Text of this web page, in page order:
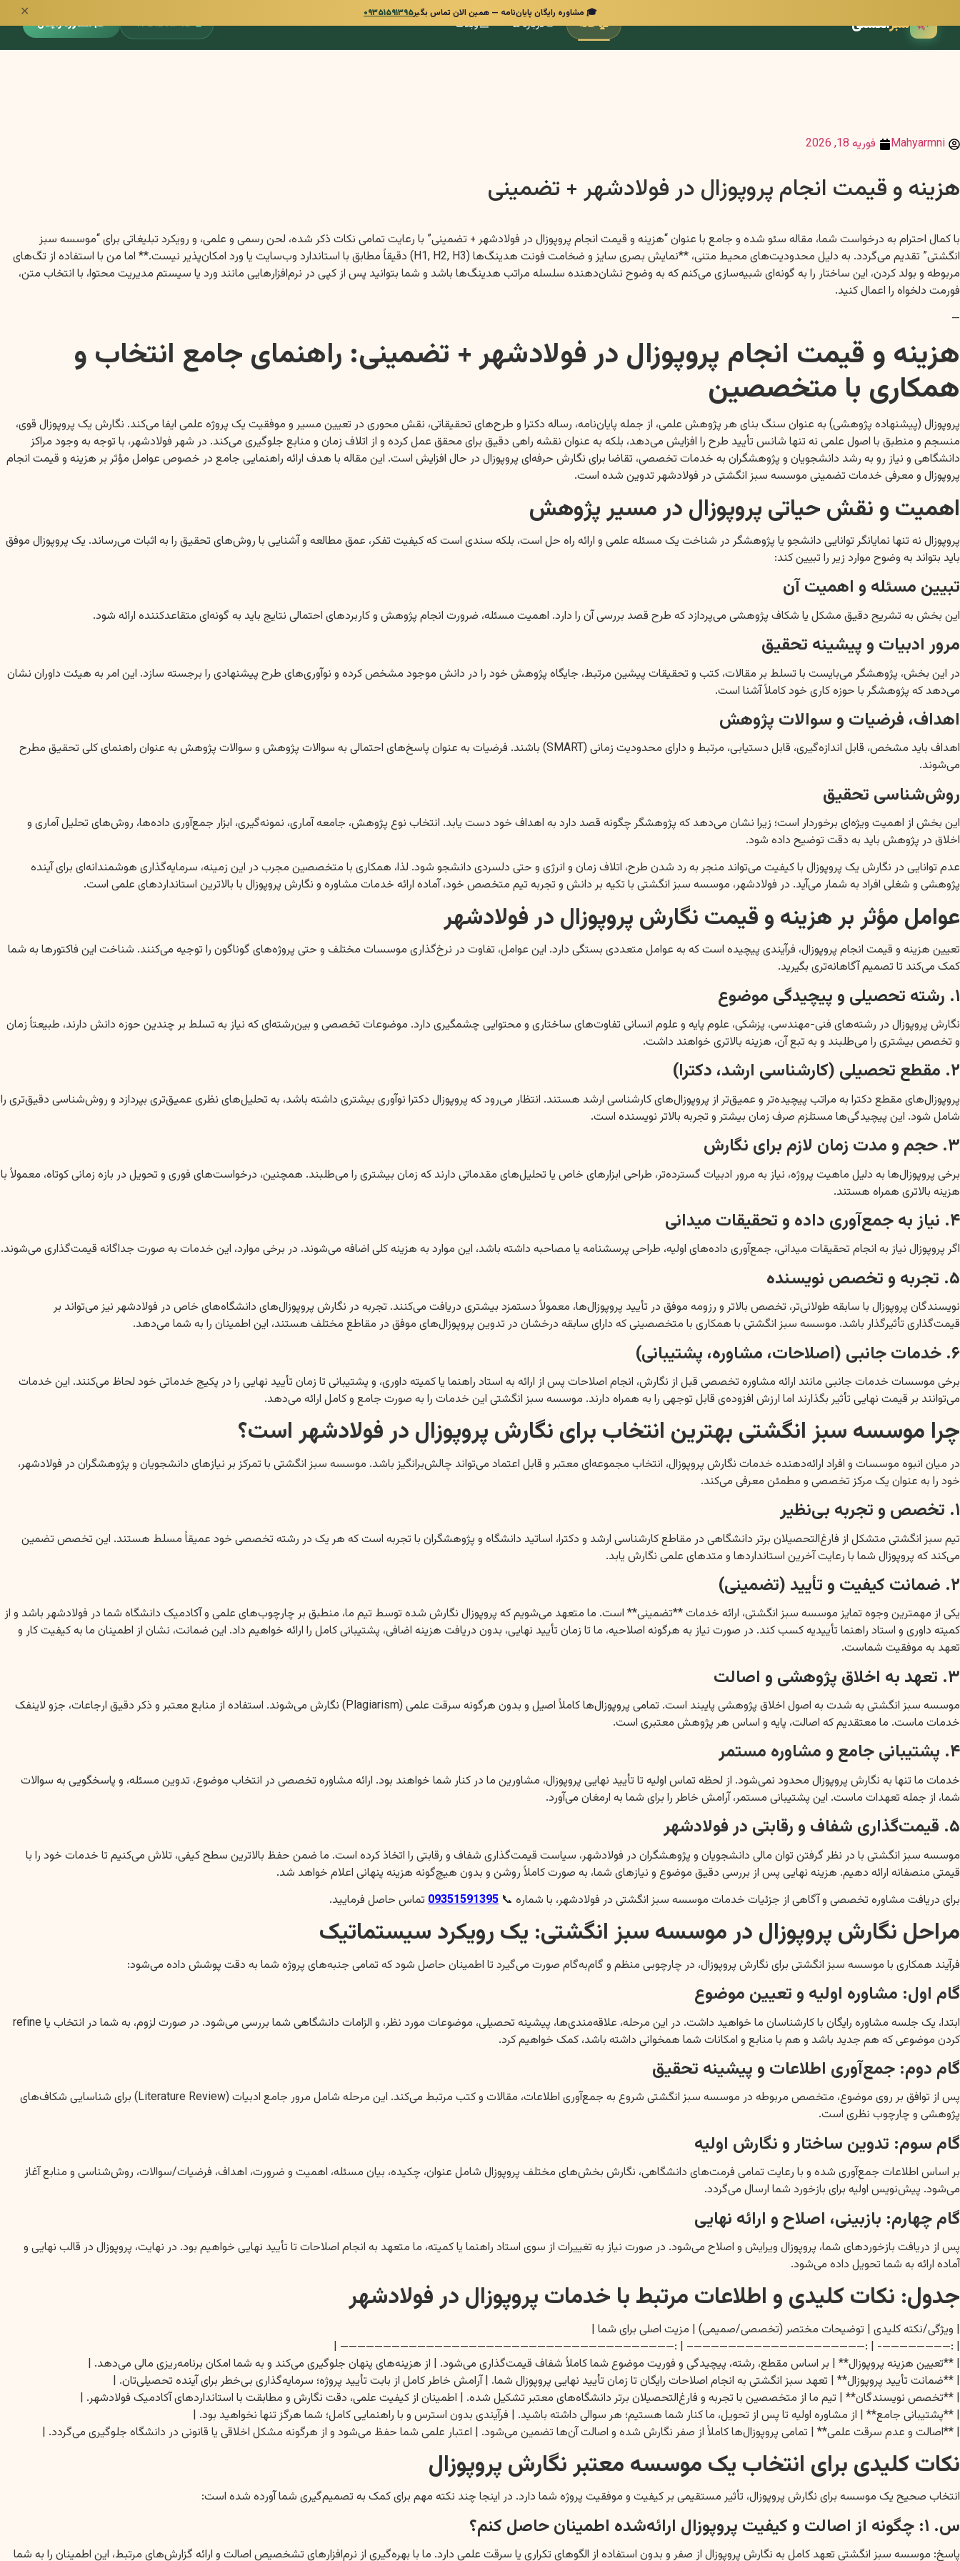
🎓 مشاوره رایگان پایان‌نامه — همین الان تماس بگیر۰۹۳۵۱۵۹۱۳۹۵ ✕
🌿 سبزانگشتی 🏠خانه 👋درباره ما 📰وبلاگ 📞۰۹۳۵۱۵۹۱۳۹۵ 🎓 مشاوره رایگان
Mahyarmni فوریه 18, 2026
هزینه و قیمت انجام پروپوزال در فولادشهر + تضمینی
با کمال احترام به درخواست شما، مقاله سئو شده و جامع با عنوان “هزینه و قیمت انجام پروپوزال در فولادشهر + تضمینی” با رعایت تمامی نکات ذکر شده، لحن رسمی و علمی، و رویکرد تبلیغاتی برای “موسسه سبز
انگشتی” تقدیم می‌گردد. به دلیل محدودیت‌های محیط متنی، **نمایش بصری سایز و ضخامت فونت هدینگ‌ها (H1, H2, H3) دقیقاً مطابق با استاندارد وب‌سایت یا ورد امکان‌پذیر نیست.** اما من با استفاده از تگ‌های
مربوطه و بولد کردن، این ساختار را به گونه‌ای شبیه‌سازی می‌کنم که به وضوح نشان‌دهنده سلسله مراتب هدینگ‌ها باشد و شما بتوانید پس از کپی در نرم‌افزارهایی مانند ورد یا سیستم مدیریت محتوا، با انتخاب متن،
فورمت دلخواه را اعمال کنید.
—
هزینه و قیمت انجام پروپوزال در فولادشهر + تضمینی: راهنمای جامع انتخاب و
همکاری با متخصصین
پروپوزال (پیشنهاده پژوهشی) به عنوان سنگ بنای هر پژوهش علمی، از جمله پایان‌نامه، رساله دکترا و طرح‌های تحقیقاتی، نقش محوری در تعیین مسیر و موفقیت یک پروژه علمی ایفا می‌کند. نگارش یک پروپوزال قوی،
منسجم و منطبق با اصول علمی نه تنها شانس تأیید طرح را افزایش می‌دهد، بلکه به عنوان نقشه راهی دقیق برای محقق عمل کرده و از اتلاف زمان و منابع جلوگیری می‌کند. در شهر فولادشهر، با توجه به وجود مراکز
دانشگاهی و نیاز رو به رشد دانشجویان و پژوهشگران به خدمات تخصصی، تقاضا برای نگارش حرفه‌ای پروپوزال در حال افزایش است. این مقاله با هدف ارائه راهنمایی جامع در خصوص عوامل مؤثر بر هزینه و قیمت انجام
پروپوزال و معرفی خدمات تضمینی موسسه سبز انگشتی در فولادشهر تدوین شده است.
اهمیت و نقش حیاتی پروپوزال در مسیر پژوهش
پروپوزال نه تنها نمایانگر توانایی دانشجو یا پژوهشگر در شناخت یک مسئله علمی و ارائه راه حل است، بلکه سندی است که کیفیت تفکر، عمق مطالعه و آشنایی با روش‌های تحقیق را به اثبات می‌رساند. یک پروپوزال موفق
باید بتواند به وضوح موارد زیر را تبیین کند:
تبیین مسئله و اهمیت آن
این بخش به تشریح دقیق مشکل یا شکاف پژوهشی می‌پردازد که طرح قصد بررسی آن را دارد. اهمیت مسئله، ضرورت انجام پژوهش و کاربردهای احتمالی نتایج باید به گونه‌ای متقاعدکننده ارائه شود.
مرور ادبیات و پیشینه تحقیق
در این بخش، پژوهشگر می‌بایست با تسلط بر مقالات، کتب و تحقیقات پیشین مرتبط، جایگاه پژوهش خود را در دانش موجود مشخص کرده و نوآوری‌های طرح پیشنهادی را برجسته سازد. این امر به هیئت داوران نشان
می‌دهد که پژوهشگر با حوزه کاری خود کاملاً آشنا است.
اهداف، فرضیات و سوالات پژوهش
اهداف باید مشخص، قابل اندازه‌گیری، قابل دستیابی، مرتبط و دارای محدودیت زمانی (SMART) باشند. فرضیات به عنوان پاسخ‌های احتمالی به سوالات پژوهش و سوالات پژوهش به عنوان راهنمای کلی تحقیق مطرح
می‌شوند.
روش‌شناسی تحقیق
این بخش از اهمیت ویژه‌ای برخوردار است؛ زیرا نشان می‌دهد که پژوهشگر چگونه قصد دارد به اهداف خود دست یابد. انتخاب نوع پژوهش، جامعه آماری، نمونه‌گیری، ابزار جمع‌آوری داده‌ها، روش‌های تحلیل آماری و
اخلاق در پژوهش باید به دقت توضیح داده شود.
عدم توانایی در نگارش یک پروپوزال با کیفیت می‌تواند منجر به رد شدن طرح، اتلاف زمان و انرژی و حتی دلسردی دانشجو شود. لذا، همکاری با متخصصین مجرب در این زمینه، سرمایه‌گذاری هوشمندانه‌ای برای آینده
پژوهشی و شغلی افراد به شمار می‌آید. در فولادشهر، موسسه سبز انگشتی با تکیه بر دانش و تجربه تیم متخصص خود، آماده ارائه خدمات مشاوره و نگارش پروپوزال با بالاترین استانداردهای علمی است.
عوامل مؤثر بر هزینه و قیمت نگارش پروپوزال در فولادشهر
تعیین هزینه و قیمت انجام پروپوزال، فرآیندی پیچیده است که به عوامل متعددی بستگی دارد. این عوامل، تفاوت در نرخ‌گذاری موسسات مختلف و حتی پروژه‌های گوناگون را توجیه می‌کنند. شناخت این فاکتورها به شما
کمک می‌کند تا تصمیم آگاهانه‌تری بگیرید.
۱. رشته تحصیلی و پیچیدگی موضوع
نگارش پروپوزال در رشته‌های فنی-مهندسی، پزشکی، علوم پایه و علوم انسانی تفاوت‌های ساختاری و محتوایی چشمگیری دارد. موضوعات تخصصی و بین‌رشته‌ای که نیاز به تسلط بر چندین حوزه دانش دارند، طبیعتاً زمان
و تخصص بیشتری را می‌طلبند و به تبع آن، هزینه بالاتری خواهند داشت.
۲. مقطع تحصیلی (کارشناسی ارشد، دکترا)
پروپوزال‌های مقطع دکترا به مراتب پیچیده‌تر و عمیق‌تر از پروپوزال‌های کارشناسی ارشد هستند. انتظار می‌رود که پروپوزال دکترا نوآوری بیشتری داشته باشد، به تحلیل‌های نظری عمیق‌تری بپردازد و روش‌شناسی دقیق‌تری را
شامل شود. این پیچیدگی‌ها مستلزم صرف زمان بیشتر و تجربه بالاتر نویسنده است.
۳. حجم و مدت زمان لازم برای نگارش
برخی پروپوزال‌ها به دلیل ماهیت پروژه، نیاز به مرور ادبیات گسترده‌تر، طراحی ابزارهای خاص یا تحلیل‌های مقدماتی دارند که زمان بیشتری را می‌طلبند. همچنین، درخواست‌های فوری و تحویل در بازه زمانی کوتاه، معمولاً با
هزینه بالاتری همراه هستند.
۴. نیاز به جمع‌آوری داده و تحقیقات میدانی
اگر پروپوزال نیاز به انجام تحقیقات میدانی، جمع‌آوری داده‌های اولیه، طراحی پرسشنامه یا مصاحبه داشته باشد، این موارد به هزینه کلی اضافه می‌شوند. در برخی موارد، این خدمات به صورت جداگانه قیمت‌گذاری می‌شوند.
۵. تجربه و تخصص نویسنده
نویسندگان پروپوزال با سابقه طولانی‌تر، تخصص بالاتر و رزومه موفق در تأیید پروپوزال‌ها، معمولاً دستمزد بیشتری دریافت می‌کنند. تجربه در نگارش پروپوزال‌های دانشگاه‌های خاص در فولادشهر نیز می‌تواند بر
قیمت‌گذاری تأثیرگذار باشد. موسسه سبز انگشتی با همکاری با متخصصینی که دارای سابقه درخشان در تدوین پروپوزال‌های موفق در مقاطع مختلف هستند، این اطمینان را به شما می‌دهد.
۶. خدمات جانبی (اصلاحات، مشاوره، پشتیبانی)
برخی موسسات خدمات جانبی مانند ارائه مشاوره تخصصی قبل از نگارش، انجام اصلاحات پس از ارائه به استاد راهنما یا کمیته داوری، و پشتیبانی تا زمان تأیید نهایی را در پکیج خدماتی خود لحاظ می‌کنند. این خدمات
می‌توانند بر قیمت نهایی تأثیر بگذارند اما ارزش افزوده‌ی قابل توجهی را به همراه دارند. موسسه سبز انگشتی این خدمات را به صورت جامع و کامل ارائه می‌دهد.
چرا موسسه سبز انگشتی بهترین انتخاب برای نگارش پروپوزال در فولادشهر است؟
در میان انبوه موسسات و افراد ارائه‌دهنده خدمات نگارش پروپوزال، انتخاب مجموعه‌ای معتبر و قابل اعتماد می‌تواند چالش‌برانگیز باشد. موسسه سبز انگشتی با تمرکز بر نیازهای دانشجویان و پژوهشگران در فولادشهر،
خود را به عنوان یک مرکز تخصصی و مطمئن معرفی می‌کند.
۱. تخصص و تجربه بی‌نظیر
تیم سبز انگشتی متشکل از فارغ‌التحصیلان برتر دانشگاهی در مقاطع کارشناسی ارشد و دکترا، اساتید دانشگاه و پژوهشگران با تجربه است که هر یک در رشته تخصصی خود عمیقاً مسلط هستند. این تخصص تضمین
می‌کند که پروپوزال شما با رعایت آخرین استانداردها و متدهای علمی نگارش یابد.
۲. ضمانت کیفیت و تأیید (تضمینی)
یکی از مهمترین وجوه تمایز موسسه سبز انگشتی، ارائه خدمات **تضمینی** است. ما متعهد می‌شویم که پروپوزال نگارش شده توسط تیم ما، منطبق بر چارچوب‌های علمی و آکادمیک دانشگاه شما در فولادشهر باشد و از
کمیته داوری و استاد راهنما تأییدیه کسب کند. در صورت نیاز به هرگونه اصلاحیه، ما تا زمان تأیید نهایی، بدون دریافت هزینه اضافی، پشتیبانی کامل را ارائه خواهیم داد. این ضمانت، نشان از اطمینان ما به کیفیت کار و
تعهد به موفقیت شماست.
۳. تعهد به اخلاق پژوهشی و اصالت
موسسه سبز انگشتی به شدت به اصول اخلاق پژوهشی پایبند است. تمامی پروپوزال‌ها کاملاً اصیل و بدون هرگونه سرقت علمی (Plagiarism) نگارش می‌شوند. استفاده از منابع معتبر و ذکر دقیق ارجاعات، جزو لاینفک
خدمات ماست. ما معتقدیم که اصالت، پایه و اساس هر پژوهش معتبری است.
۴. پشتیبانی جامع و مشاوره مستمر
خدمات ما تنها به نگارش پروپوزال محدود نمی‌شود. از لحظه تماس اولیه تا تأیید نهایی پروپوزال، مشاورین ما در کنار شما خواهند بود. ارائه مشاوره تخصصی در انتخاب موضوع، تدوین مسئله، و پاسخگویی به سوالات
شما، از جمله تعهدات ماست. این پشتیبانی مستمر، آرامش خاطر را برای شما به ارمغان می‌آورد.
۵. قیمت‌گذاری شفاف و رقابتی در فولادشهر
موسسه سبز انگشتی با در نظر گرفتن توان مالی دانشجویان و پژوهشگران در فولادشهر، سیاست قیمت‌گذاری شفاف و رقابتی را اتخاذ کرده است. ما ضمن حفظ بالاترین سطح کیفی، تلاش می‌کنیم تا خدمات خود را با
قیمتی منصفانه ارائه دهیم. هزینه نهایی پس از بررسی دقیق موضوع و نیازهای شما، به صورت کاملاً روشن و بدون هیچ‌گونه هزینه پنهانی اعلام خواهد شد.
برای دریافت مشاوره تخصصی و آگاهی از جزئیات خدمات موسسه سبز انگشتی در فولادشهر، با شماره 📞 09351591395 تماس حاصل فرمایید.
مراحل نگارش پروپوزال در موسسه سبز انگشتی: یک رویکرد سیستماتیک
فرآیند همکاری با موسسه سبز انگشتی برای نگارش پروپوزال، در چارچوبی منظم و گام‌به‌گام صورت می‌گیرد تا اطمینان حاصل شود که تمامی جنبه‌های پروژه شما به دقت پوشش داده می‌شود:
گام اول: مشاوره اولیه و تعیین موضوع
ابتدا، یک جلسه مشاوره رایگان با کارشناسان ما خواهید داشت. در این مرحله، علاقه‌مندی‌ها، پیشینه تحصیلی، موضوعات مورد نظر، و الزامات دانشگاهی شما بررسی می‌شود. در صورت لزوم، به شما در انتخاب یا refine
کردن موضوعی که هم جدید باشد و هم با منابع و امکانات شما همخوانی داشته باشد، کمک خواهیم کرد.
گام دوم: جمع‌آوری اطلاعات و پیشینه تحقیق
پس از توافق بر روی موضوع، متخصص مربوطه در موسسه سبز انگشتی شروع به جمع‌آوری اطلاعات، مقالات و کتب مرتبط می‌کند. این مرحله شامل مرور جامع ادبیات (Literature Review) برای شناسایی شکاف‌های
پژوهشی و چارچوب نظری است.
گام سوم: تدوین ساختار و نگارش اولیه
بر اساس اطلاعات جمع‌آوری شده و با رعایت تمامی فرمت‌های دانشگاهی، نگارش بخش‌های مختلف پروپوزال شامل عنوان، چکیده، بیان مسئله، اهمیت و ضرورت، اهداف، فرضیات/سوالات، روش‌شناسی و منابع آغاز
می‌شود. پیش‌نویس اولیه برای بازخورد شما ارسال می‌گردد.
گام چهارم: بازبینی، اصلاح و ارائه نهایی
پس از دریافت بازخوردهای شما، پروپوزال ویرایش و اصلاح می‌شود. در صورت نیاز به تغییرات از سوی استاد راهنما یا کمیته، ما متعهد به انجام اصلاحات تا تأیید نهایی خواهیم بود. در نهایت، پروپوزال در قالب نهایی و
آماده ارائه به شما تحویل داده می‌شود.
جدول: نکات کلیدی و اطلاعات مرتبط با خدمات پروپوزال در فولادشهر
| ویژگی/نکته کلیدی | توضیحات مختصر (تخصصی/صمیمی) | مزیت اصلی برای شما |
| :————————- | :————————————————————– | :——————————————————————————————————————— |
| **تعیین هزینه پروپوزال** | بر اساس مقطع، رشته، پیچیدگی و فوریت موضوع شما کاملاً شفاف قیمت‌گذاری می‌شود. | از هزینه‌های پنهان جلوگیری می‌کند و به شما امکان برنامه‌ریزی مالی می‌دهد. |
| **ضمانت تأیید پروپوزال** | تعهد سبز انگشتی به انجام اصلاحات رایگان تا زمان تأیید نهایی پروپوزال شما. | آرامش خاطر کامل از بابت تأیید پروژه؛ سرمایه‌گذاری بی‌خطر برای آینده تحصیلی‌تان. |
| **تخصص نویسندگان** | تیم ما از متخصصین با تجربه و فارغ‌التحصیلان برتر دانشگاه‌های معتبر تشکیل شده. | اطمینان از کیفیت علمی، دقت نگارش و مطابقت با استانداردهای آکادمیک فولادشهر. |
| **پشتیبانی جامع** | از مشاوره اولیه تا پس از تحویل، ما کنار شما هستیم؛ هر سوالی داشته باشید. | فرآیندی بدون استرس و با راهنمایی کامل؛ شما هرگز تنها نخواهید بود. |
| **اصالت و عدم سرقت علمی** | تمامی پروپوزال‌ها کاملاً از صفر نگارش شده و اصالت آن‌ها تضمین می‌شود. | اعتبار علمی شما حفظ می‌شود و از هرگونه مشکل اخلاقی یا قانونی در دانشگاه جلوگیری می‌گردد. |
نکات کلیدی برای انتخاب یک موسسه معتبر نگارش پروپوزال
انتخاب صحیح یک موسسه برای نگارش پروپوزال، تأثیر مستقیمی بر کیفیت و موفقیت پروژه شما دارد. در اینجا چند نکته مهم برای کمک به تصمیم‌گیری شما آورده شده است:
س. ۱: چگونه از اصالت و کیفیت پروپوزال ارائه‌شده اطمینان حاصل کنم؟
پاسخ: موسسه سبز انگشتی تعهد کامل به نگارش پروپوزال از صفر و بدون استفاده از الگوهای تکراری یا سرقت علمی دارد. ما با بهره‌گیری از نرم‌افزارهای تشخصیص اصالت و ارائه گزارش‌های مرتبط، این اطمینان را به شما